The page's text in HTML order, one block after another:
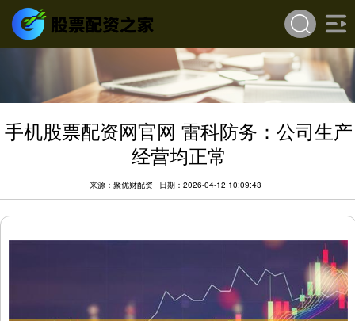
手机股票配资网官网 雷科防务：公司生产
经营均正常
来源：聚优财配资 日期：2026-04-12 10:09:43